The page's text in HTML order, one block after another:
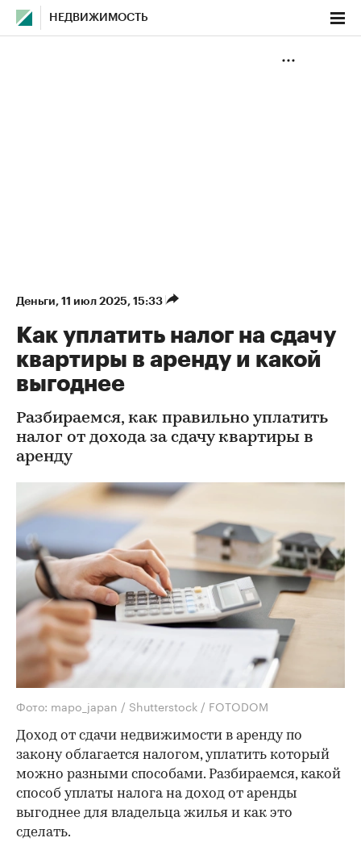
НЕДВИЖИМОСТЬ
Деньги⁠, 11 июл 2025, 15:33
Как уплатить налог на сдачу
квартиры в аренду и какой
выгоднее
Разбираемся, как правильно уплатить
налог от дохода за сдачу квартиры в
аренду
Фото: mapo_japan / Shutterstock / FOTODOM
Доход от сдачи недвижимости в аренду по
закону облагается налогом, уплатить который
можно разными способами. Разбираемся, какой
способ уплаты налога на доход от аренды
выгоднее для владельца жилья и как это
сделать.